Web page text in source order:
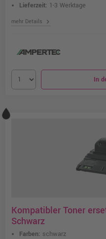
Lieferzeit: 1-3 Werktage
mehr Details chevron_right
In
Kompatibler Toner
Schwarz
Farben: schwarz